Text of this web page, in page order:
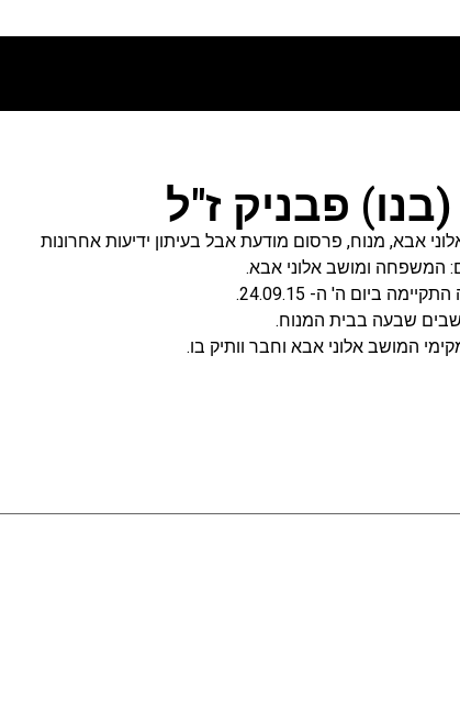
(בנו) פבניק ז"ל
אבא, מנוח, פרסום מודעת אבל בעיתון ידיעות אחרונות
המשפחה ומושב אלוני אבא.
ביום ה' ה- 24.09.15.
שבעה בבית המנוח.
המושב אלוני אבא וחבר וותיק בו.